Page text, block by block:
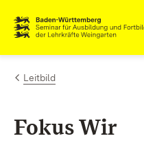
Zum Inhalt
Link zur Startseite
Leitbild
Fokus Wir